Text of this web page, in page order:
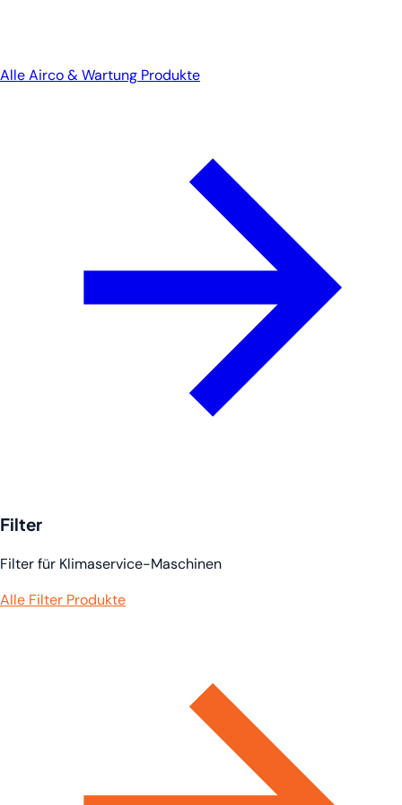
Alle Airco & Wartung Produkte
Filter
Filter für Klimaservice-Maschinen
Alle Filter Produkte